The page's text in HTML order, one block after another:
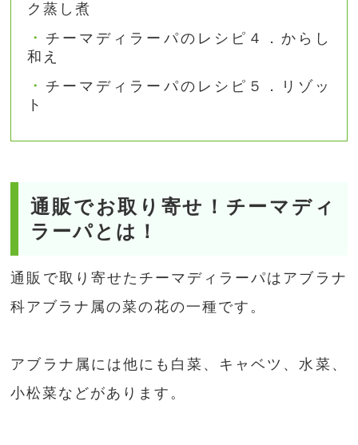
ク蒸し煮
チーマディラーパのレシピ４．からし
和え
チーマディラーパのレシピ５．リゾッ
ト
通販でお取り寄せ！チーマディ
ラーパとは！
通販で取り寄せたチーマディラーパはアブラナ
科アブラナ属の菜の花の一種です。
アブラナ属には他にも白菜、キャベツ、水菜、
小松菜などがあります。